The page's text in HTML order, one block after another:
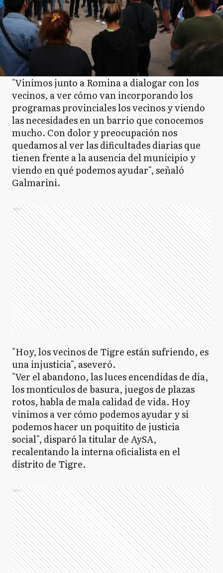
"Vinimos junto a Romina a dialogar con los
vecinos, a ver cómo van incorporando los
programas provinciales los vecinos y viendo
las necesidades en un barrio que conocemos
mucho. Con dolor y preocupación nos
quedamos al ver las dificultades diarias que
tienen frente a la ausencia del municipio y
viendo en qué podemos ayudar", señaló
Galmarini.
Ads
"Hoy, los vecinos de Tigre están sufriendo, es
una injusticia", aseveró.
"Ver el abandono, las luces encendidas de día,
los montículos de basura, juegos de plazas
rotos, habla de mala calidad de vida. Hoy
vinimos a ver cómo podemos ayudar y si
podemos hacer un poquitito de justicia
social", disparó la titular de AySA,
recalentando la interna oficialista en el
distrito de Tigre.
Ads